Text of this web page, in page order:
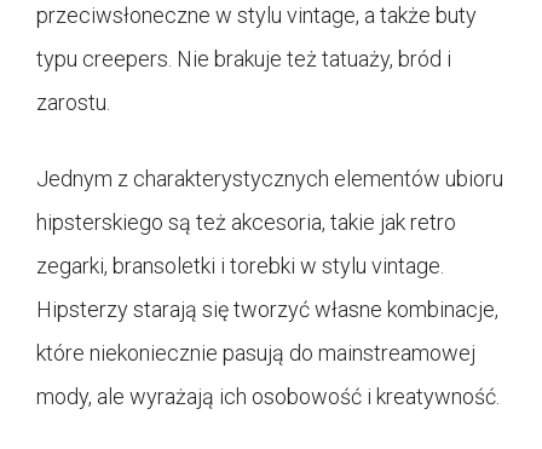
przeciwsłoneczne w stylu vintage, a także buty
typu creepers. Nie brakuje też tatuaży, bród i
zarostu.
Jednym z charakterystycznych elementów ubioru
hipsterskiego są też akcesoria, takie jak retro
zegarki, bransoletki i torebki w stylu vintage.
Hipsterzy starają się tworzyć własne kombinacje,
które niekoniecznie pasują do mainstreamowej
mody, ale wyrażają ich osobowość i kreatywność.